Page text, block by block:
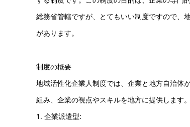
総務省管轄ですが、とてもいい制度ですので、
があります。
制度の概要
地域活性化企業人制度では、企業と地方自治体
組み、企業の視点やスキルを地方に提供します
1. 企業派遣型: